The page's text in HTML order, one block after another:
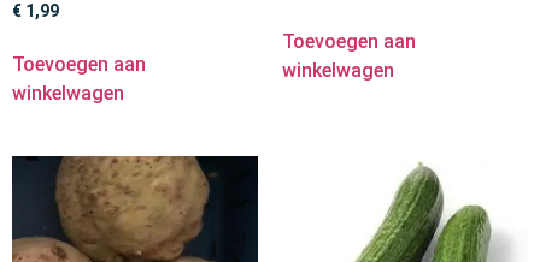
€ 1,99
Toevoegen aan
winkelwagen
Toevoegen aan
winkelwagen